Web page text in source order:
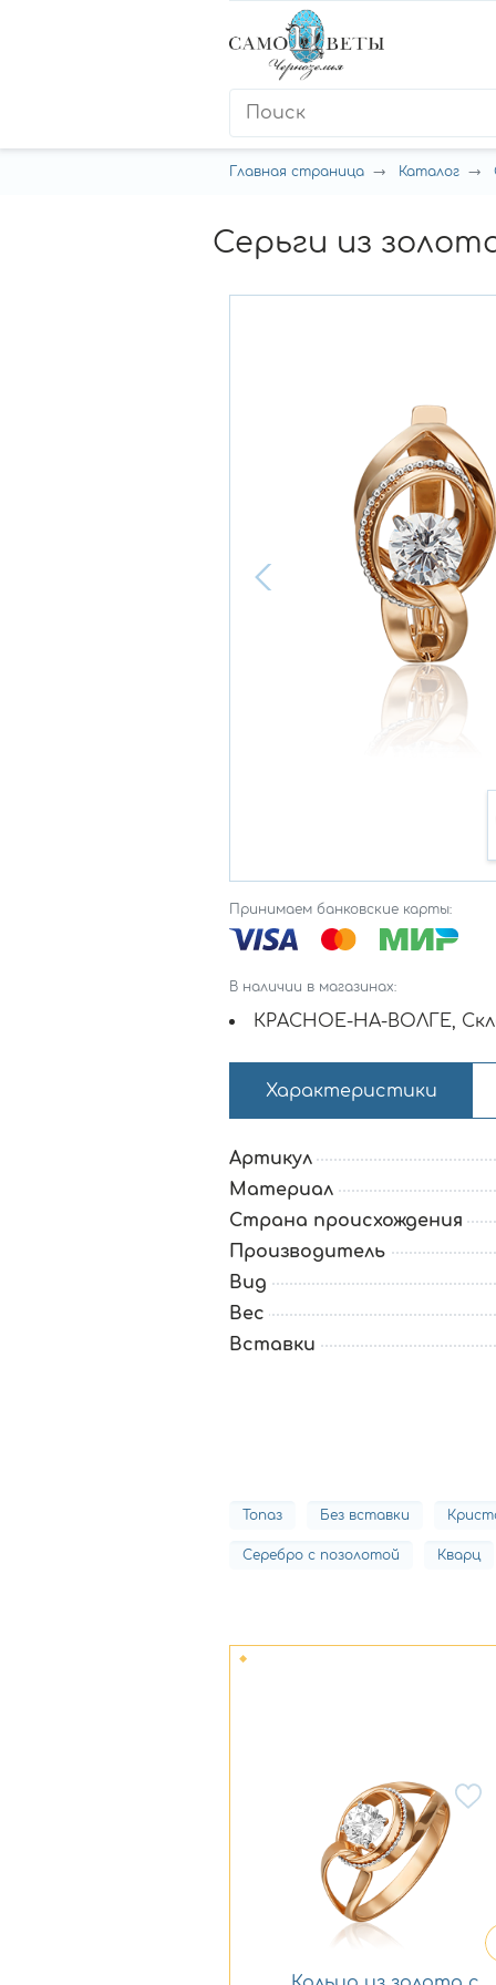
Главная страница Каталог
Серьги из
Принимаем банковские карты:
В наличии в магазинах:
КРАСНОЕ-НА-ВОЛГЕ,
Характеристики
Артикул
Материал
Страна происхождения
Производитель
Вид
Вес
Вставки
Топаз Без вставки
Серебро с позолотой Кварц